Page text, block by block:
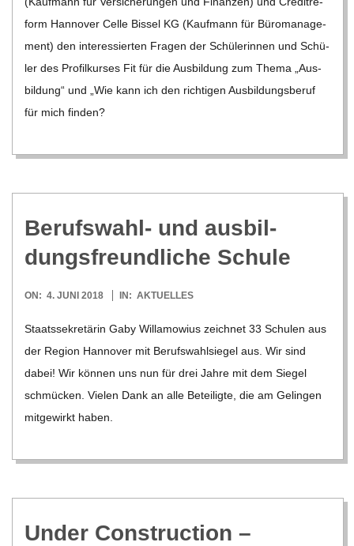
form Han­no­ver Celle Bis­sel KG (Kauf­mann für Büro­ma­nage­
ment) den inter­es­sier­ten Fra­gen der Schü­le­rin­nen und Schü­
ler des Pro­fil­kur­ses Fit für die Aus­bil­dung zum Thema „Aus­
bil­dung“ und „Wie kann ich den rich­ti­gen Aus­bil­dungs­be­ruf
für mich fin­den?
Berufs­wahl- und aus­bil­
dungs­freund­li­che Schule
2018-
ON: 4. JUNI 2018 IN: AKTUELLES
Staats­se­kre­tä­rin Gaby Will­a­mo­wius zeich­net 33 Schu­len aus
der Region Han­no­ver mit Berufs­wahl­sie­gel aus. Wir sind
dabei! Wir kön­nen uns nun für drei Jahre mit dem Sie­gel
schmü­cken. Vie­len Dank an alle Betei­ligte, die am Gelin­gen
mit­ge­wirkt haben.
Under Con­s­truc­tion –